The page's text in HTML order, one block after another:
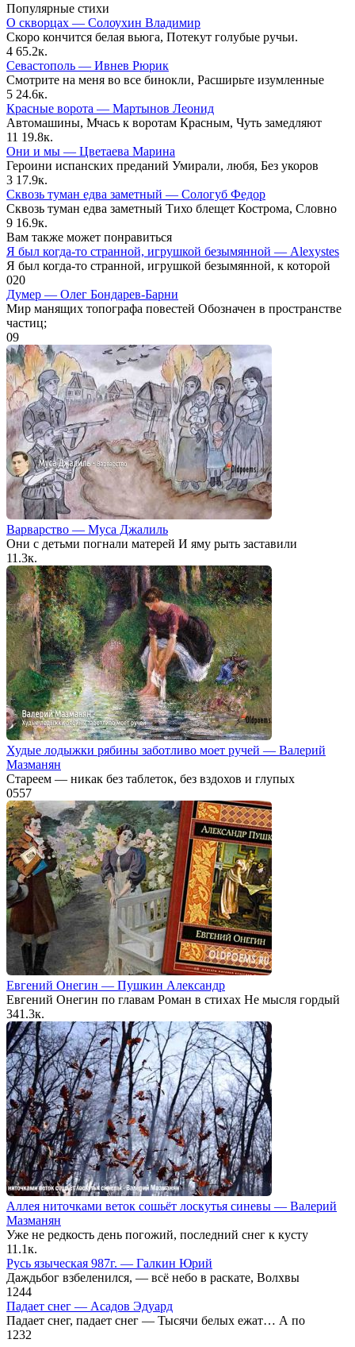
Популярные стихи
О скворцах — Солоухин Владимир
Скоро кончится белая вьюга, Потекут голубые ручьи.
4 65.2к.
Севастополь — Ивнев Рюрик
Смотрите на меня во все бинокли, Расширьте изумленные
5 24.6к.
Красные ворота — Мартынов Леонид
Автомашины, Мчась к воротам Красным, Чуть замедляют
11 19.8к.
Они и мы — Цветаева Марина
Героини испанских преданий Умирали, любя, Без укоров
3 17.9к.
Сквозь туман едва заметный — Сологуб Федор
Сквозь туман едва заметный Тихо блещет Кострома, Словно
9 16.9к.
Вам также может понравиться
Я был когда-то странной, игрушкой безымянной — Alexystes
Я был когда-то странной, игрушкой безымянной, к которой
020
Думер — Олег Бондарев-Барни
Мир манящих топографа повестей Обозначен в пространстве
частиц;
09
Варварство — Муса Джалиль
Они с детьми погнали матерей И яму рыть заставили
11.3к.
Худые лодыжки рябины заботливо моет ручей — Валерий
Мазманян
Стареем — никак без таблеток, без вздохов и глупых
0557
Евгений Онегин — Пушкин Александр
Евгений Онегин по главам Роман в стихах Не мысля гордый
341.3к.
Аллея ниточками веток сошьёт лоскутья синевы — Валерий
Мазманян
Уже не редкость день погожий, последний снег к кусту
11.1к.
Русь языческая 987г. — Галкин Юрий
Даждьбог взбеленился, — всё небо в раскате, Волхвы
1 244
Падает снег — Асадов Эдуард
Падает снег, падает снег — Тысячи белых ежат… А по
1 232